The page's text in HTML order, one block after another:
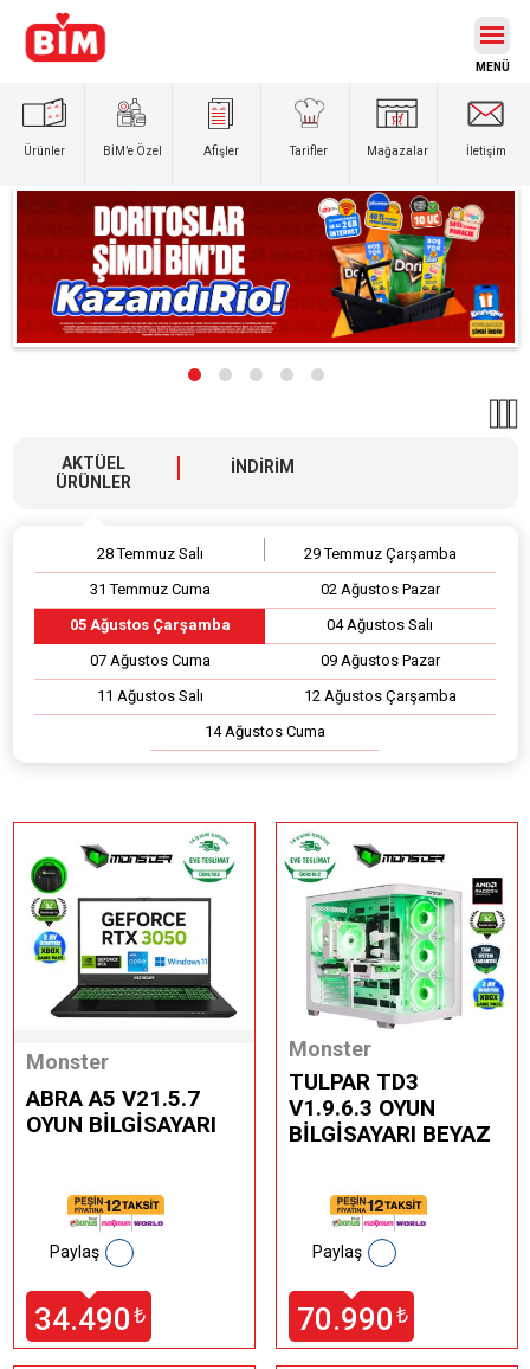
Ürünler BİM’e Özel Afişler Tarifler Mağazalar İletişim
AKTÜEL
ÜRÜNLER
İNDİRİM
28 Temmuz Salı
29 Temmuz Çarşamba
31 Temmuz Cuma
02 Ağustos Pazar
05 Ağustos Çarşamba
04 Ağustos Salı
07 Ağustos Cuma
09 Ağustos Pazar
11 Ağustos Salı
12 Ağustos Çarşamba
14 Ağustos Cuma
Monster
ABRA A5 V21.5.7
OYUN BİLGİSAYARI
34.490 ₺
Paylaş
Monster
TULPAR TD3
V1.9.6.3 OYUN
BİLGİSAYARI BEYAZ
70.990 ₺
Paylaş